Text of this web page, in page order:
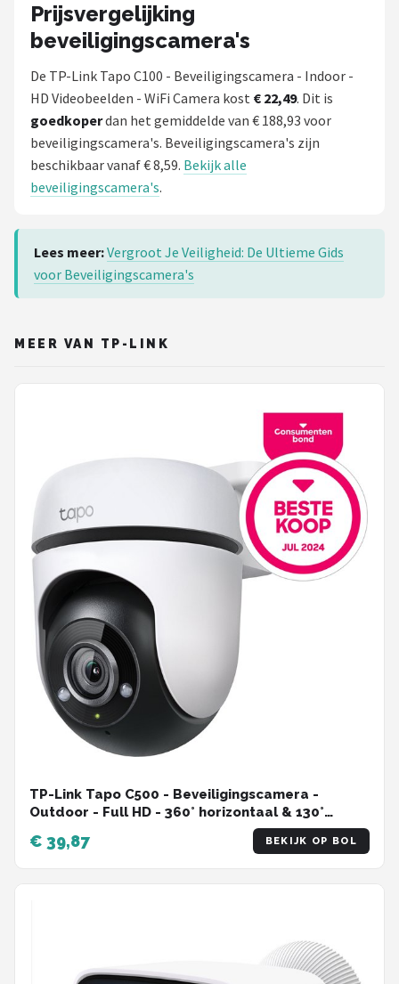
Prijsvergelijking
beveiligingscamera's
De TP-Link Tapo C100 - Beveiligingscamera - Indoor -
HD Videobeelden - WiFi Camera kost € 22,49. Dit is
goedkoperdan het gemiddelde van € 188,93 voor
beveiligingscamera's. Beveiligingscamera's zijn
beschikbaar vanaf € 8,59. Bekijk alle
beveiligingscamera's.
Lees meer:Vergroot Je Veiligheid: De Ultieme Gids
voor Beveiligingscamera's
MEER VAN TP-LINK
TP-Link Tapo C500 - Beveiligingscamera -
Outdoor - Full HD - 360° horizontaal & 130°
€ 39,87 BEKIJK OP BOL